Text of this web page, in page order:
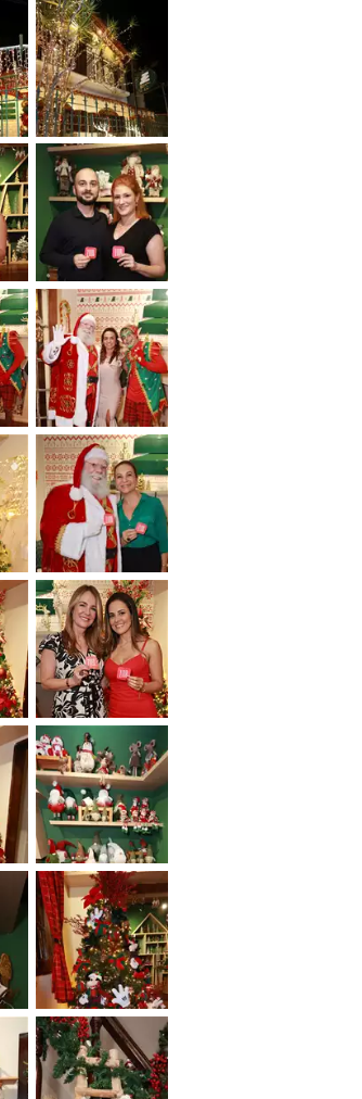
&nbsp;
&nbsp;
&nbsp;
&nbsp;
&nbsp;
&nbsp;
&nbsp;
&nbsp;